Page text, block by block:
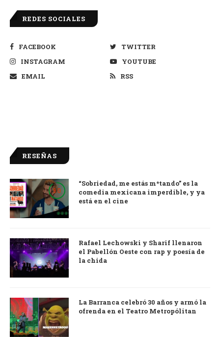
REDES SOCIALES
FACEBOOK
TWITTER
INSTAGRAM
YOUTUBE
EMAIL
RSS
RESEÑAS
9.0
“Sobriedad, me estás m*tando” es la
comedia mexicana imperdible, y ya
está en el cine
Rafael Lechowski y Sharif llenaron
el Pabellón Oeste con rap y poesía de
la chida
La Barranca celebró 30 años y armó la
ofrenda en el Teatro Metropólitan